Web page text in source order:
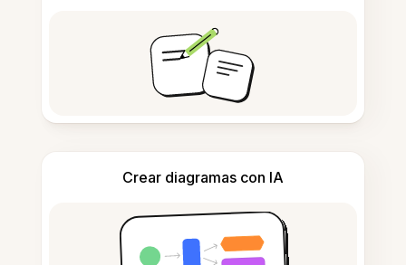
Crear diagramas con IA